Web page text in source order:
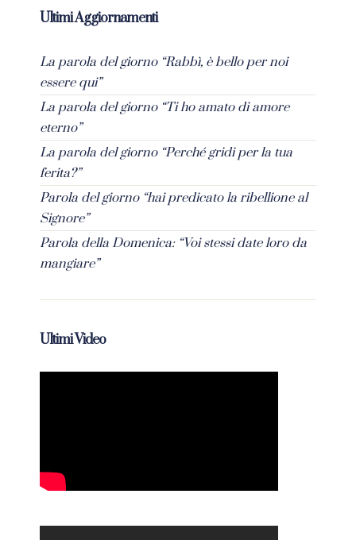
Ultimi Aggiornamenti
La parola del giorno “Rabbì, è bello per noi
essere qui”
La parola del giorno “Ti ho amato di amore
eterno”
La parola del giorno “Perché gridi per la tua
ferita?”
Parola del giorno “hai predicato la ribellione al
Signore”
Parola della Domenica: “Voi stessi date loro da
mangiare”
Ultimi Video